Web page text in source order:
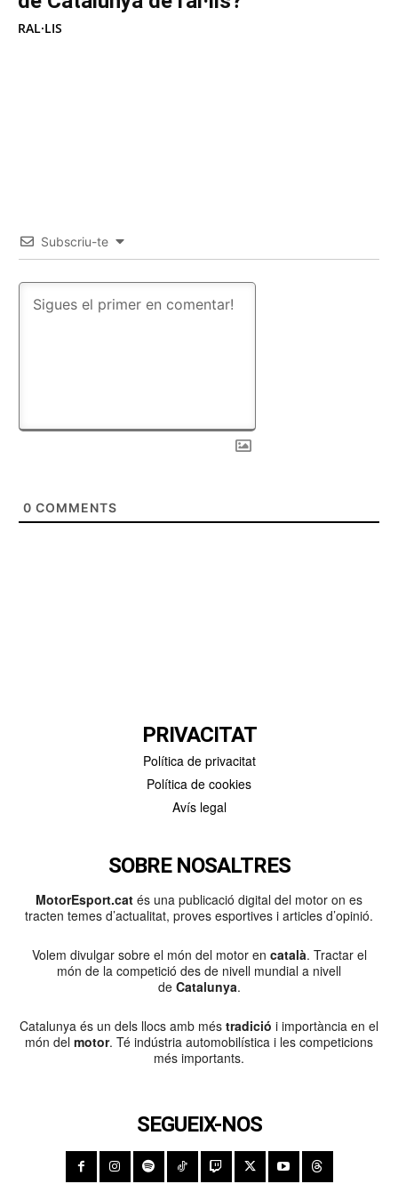
RAL·LIS
Subscriu-te
0 COMMENTS
PRIVACITAT
Política de privacitat
Política de cookies
Avís legal
SOBRE NOSALTRES
MotorEsport.cat és una publicació digital del motor on es
tracten temes d’actualitat, proves esportives i articles d’opinió.
Volem divulgar sobre el món del motor en català. Tractar el
món de la competició des de nivell mundial a nivell
de Catalunya.
Catalunya és un dels llocs amb més tradició i importància en el
món del motor. Té indústria automobilística i les competicions
més importants.
SEGUEIX-NOS